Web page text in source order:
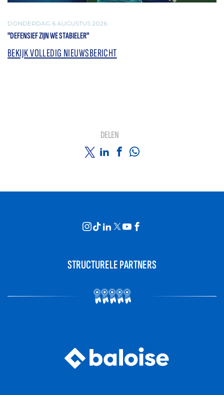
DONDERDAG 6 AUGUSTUS 2026
"DEFENSIEF ZIJN WE STABIELER"
BEKIJK VOLLEDIG NIEUWSBERICHT
DELEN
STRUCTURELE PARTNERS